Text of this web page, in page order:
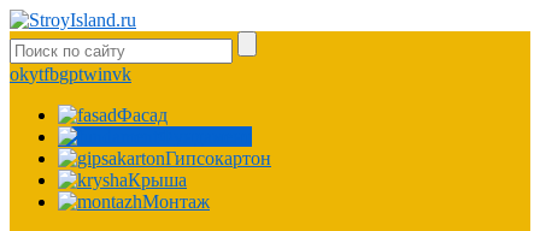
okytfbgptwinvk
Фасад
Гипсокартон
Крыша
Монтаж